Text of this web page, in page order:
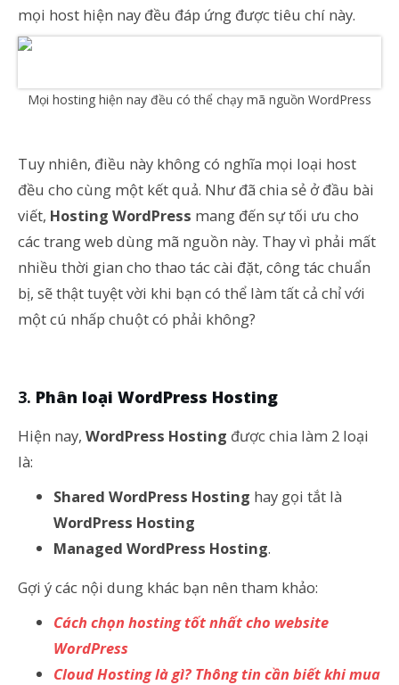
mọi host hiện nay đều đáp ứng được tiêu chí này.
Mọi hosting hiện nay đều có thể chạy mã nguồn WordPress
Tuy nhiên, điều này không có nghĩa mọi loại host
đều cho cùng một kết quả. Như đã chia sẻ ở đầu bài
viết, Hosting WordPress mang đến sự tối ưu cho
các trang web dùng mã nguồn này. Thay vì phải mất
nhiều thời gian cho thao tác cài đặt, công tác chuẩn
bị, sẽ thật tuyệt vời khi bạn có thể làm tất cả chỉ với
một cú nhấp chuột có phải không?
Phân loại WordPress Hosting
Hiện nay, WordPress Hosting được chia làm 2 loại
là:
Shared WordPress Hosting hay gọi tắt là
WordPress Hosting
Managed WordPress Hosting.
Gợi ý các nội dung khác bạn nên tham khảo:
Cách chọn hosting tốt nhất cho website
WordPress
Cloud Hosting là gì? Thông tin cần biết khi mua